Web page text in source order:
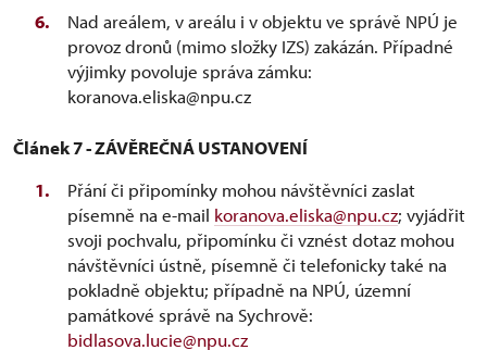
Nad areálem, v areálu i v objektu ve správě NPÚ je
provoz dronů (mimo složky IZS) zakázán. Případné
výjimky povoluje správa zámku:
koranova.eliska@npu.cz
Článek 7 - ZÁVĚREČNÁ USTANOVENÍ
Přání či připomínky mohou návštěvníci zaslat
písemně na e-mail koranova.eliska@npu.cz; vyjádřit
svoji pochvalu, připomínku či vznést dotaz mohou
návštěvníci ústně, písemně či telefonicky také na
pokladně objektu; případně na NPÚ, územní
památkové správě na Sychrově:
bidlasova.lucie@npu.cz